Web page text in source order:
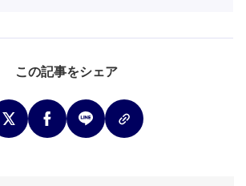
この記事をシェア